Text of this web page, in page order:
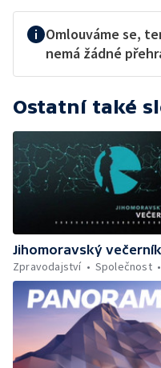
Omlouváme se,
nemá žádné
Ostatní také
Jihomoravský večerník
Zpravodajství
Společnost